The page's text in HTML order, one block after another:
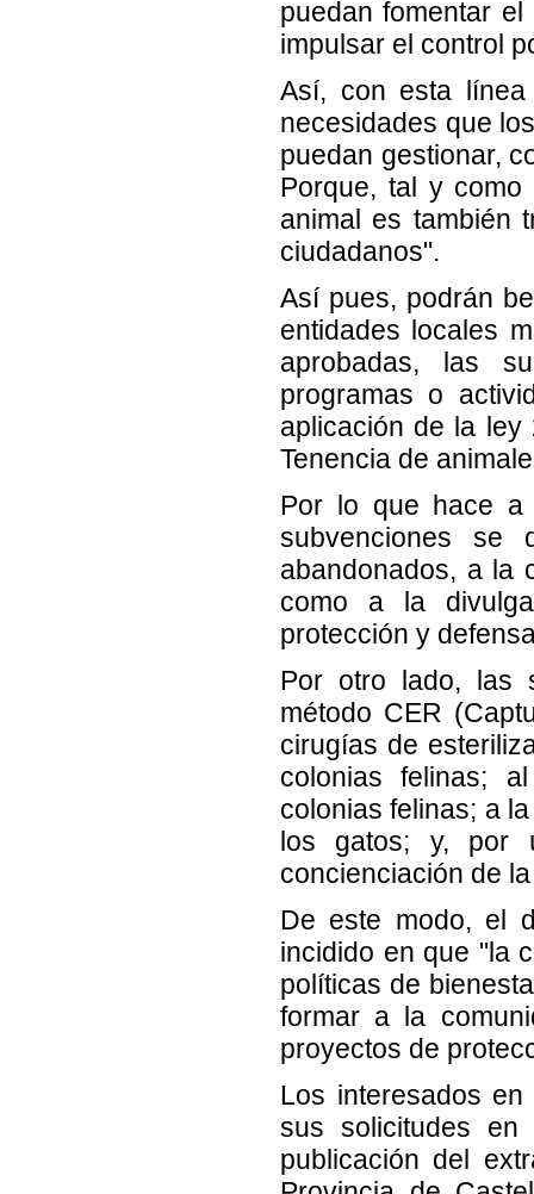
puedan fomentar
impulsar el control
Así, con esta
necesidades que
puedan gestionar,
Porque, tal y
animal es también
ciudadanos".
Así pues, podrán
entidades locales
aprobadas, las
programas o
aplicación de la ley
Tenencia de
Por lo que hace a
subvenciones se
abandonados, a la
como a la
protección y
Por otro lado, las
método CER
cirugías de
colonias felinas;
colonias felinas; a
los gatos; y, por
concienciación de
De este modo, el
incidido en que "la
políticas de
formar a la
proyectos de
Los interesados
sus solicitudes
publicación del